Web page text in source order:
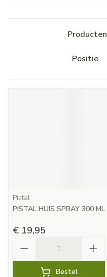
Producten
Sorteer op:
Pistal
PISTAL HUIS SPRAY 300 ML
€ 19,95
Bestel